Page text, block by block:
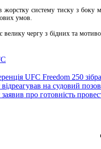
жорстку систему тиску з боку
умов.
чергу з бідних та
UFC Freedom 250
на судовий
про готовність